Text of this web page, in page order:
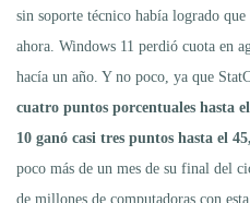
sin soporte técnico había logrado
ahora. Windows 11 perdió cuota en
hacía un año. Y no poco, ya que
cuatro puntos porcentuales hasta
10 ganó casi tres puntos hasta el
poco más de un mes de su final del
de millones de computadoras con esta